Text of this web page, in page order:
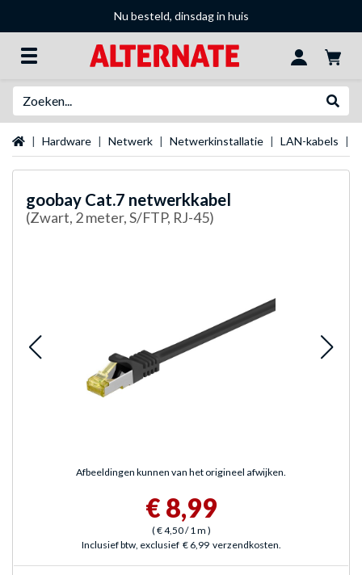
Nu besteld, dinsdag in huis
Startpagina
Hardware Netwerk Netwerkinstallatie LAN-kabels
goobay Cat.7 netwerkkabel
(Zwart, 2 meter, S/FTP, RJ-45)
Afbeeldingen kunnen van het origineel afwijken.
€ 8,99
(€ 4,50/ 1 m )
Inclusief btw, exclusief € 6,99 verzendkosten.